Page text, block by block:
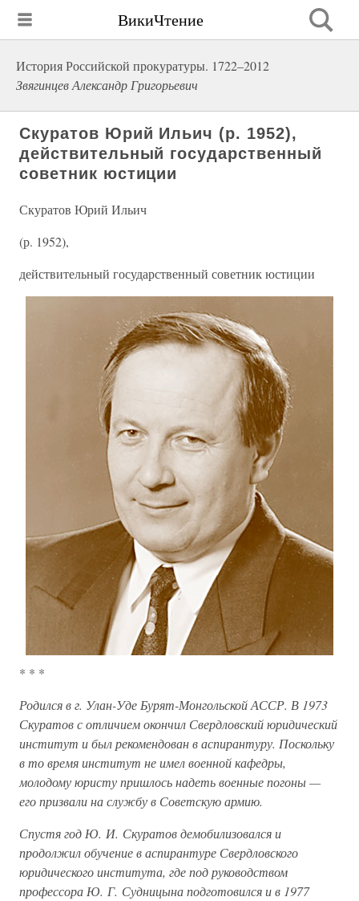
ВикиЧтение
История Российской прокуратуры. 1722–2012
Звягинцев Александр Григорьевич
Скуратов Юрий Ильич (р. 1952),
действительный государственный
советник юстиции
Скуратов Юрий Ильич
(р. 1952),
действительный государственный советник юстиции
* * *
Родился в г. Улан-Уде Бурят-Монгольской АССР. В 1973
Скуратов с отличием окончил Свердловский юридический
институт и был рекомендован в аспирантуру. Поскольку
в то время институт не имел военной кафедры,
молодому юристу пришлось надеть военные погоны —
его призвали на службу в Советскую армию.
Спустя год Ю. И. Скуратов демобилизовался и
продолжил обучение в аспирантуре Свердловского
юридического института, где под руководством
профессора Ю. Г. Судницына подготовился и в 1977